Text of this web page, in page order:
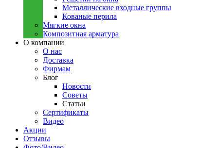
Металлические входные группы
Кованые перила
Мягкие окна
Композитная арматура
О компании
О нас
Доставка
Фирмам
Блог
Новости
Советы
Статьи
Сертификаты
Видео
Акции
Отзывы